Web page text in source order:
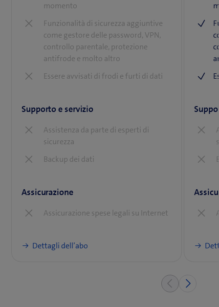
momento
Funzionalità di sicurezza aggiuntive
come gestore delle password, VPN,
controllo parentale, protezione
antifrode e molto altro
Essere avvisati di frodi e furti di dati
Supporto e servizio
Assistenza da parte di esperti di
sicurezza
Backup dei dati
Assicurazione
Assicurazione spese legali su Internet
Dettagli dell’abo